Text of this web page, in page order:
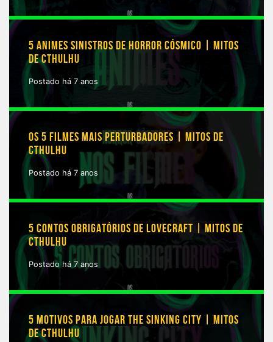
5 ANIMES SINISTROS DE HORROR CÓSMICO | MITOS
DE CTHULHU
Postado há 7 anos
OS 5 FILMES MAIS PERTURBADORES | MITOS DE
CTHULHU
Postado há 7 anos
5 CONTOS OBRIGATÓRIOS DE LOVECRAFT | MITOS DE
CTHULHU
Postado há 7 anos
5 MOTIVOS PARA JOGAR THE SINKING CITY | MITOS
DE CTHULHU